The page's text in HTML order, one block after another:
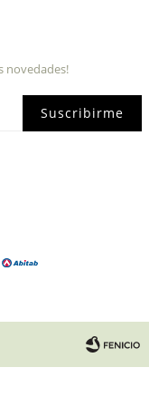
novedades!
Suscribirme